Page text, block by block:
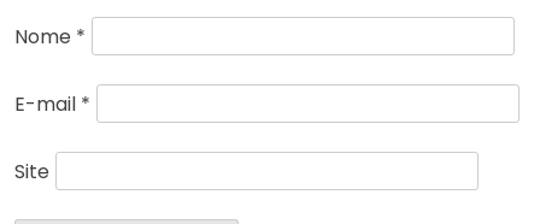
Nome *
E-mail *
Site